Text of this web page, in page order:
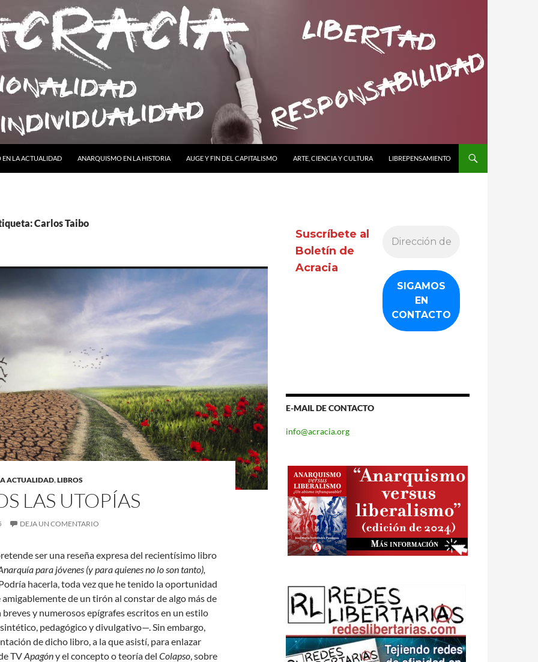
LA ACTUALIDAD
ANARQUISMO EN LA HISTORIA AUGE Y FIN DEL CAPITALISMO ARTE, CIENCIA Y CULTURA LIBREPENSAMIENTO
Carlos Taibo
ACTUALIDAD,LIBROS
LAS UTOPÍAS
DEJA UN COMENTARIO
ser una reseña expresa del recientísimo libro
para jóvenes (y para quienes no lo son tanto),
hacerla, toda vez que he tenido la oportunidad
de un tirón al constar de algo más de
breves y numerosos epígrafes escritos en un estilo
pedagógico y divulgativo—. Sin embargo,
de dicho libro, a la que asistí, para enlazar
TVApagóny el concepto o teoría del Colapso, sobre
Suscríbete al
Boletín de
Acracia
E-MAIL DE CONTACTO
info@acracia.org